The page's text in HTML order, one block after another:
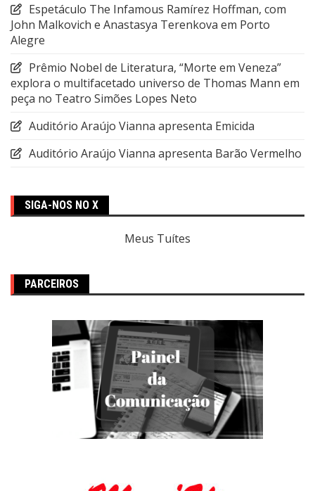
Espetáculo The Infamous Ramírez Hoffman, com
John Malkovich e Anastasya Terenkova em Porto
Alegre
Prêmio Nobel de Literatura, “Morte em Veneza”
explora o multifacetado universo de Thomas Mann em
peça no Teatro Simões Lopes Neto
Auditório Araújo Vianna apresenta Emicida
Auditório Araújo Vianna apresenta Barão Vermelho
SIGA-NOS NO X
Meus Tuítes
PARCEIROS